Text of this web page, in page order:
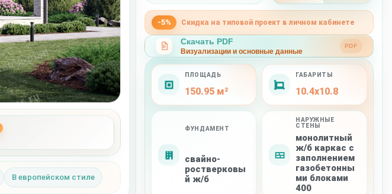
В европейском стиле
ПЛОЩАДЬ
150.95 м²
ГАБАРИТЫ
10.4x10.8
ФУНДАМЕНТ
свайно-
ростверковы
й ж/б
НАРУЖНЫЕ
СТЕНЫ
монолитный
ж/б каркас с
заполнением
газобетонны
ми блоками
400
-5% Скидка на типовой проект в личном кабинете
Скачать PDF
Визуализации и основные данные
PDF